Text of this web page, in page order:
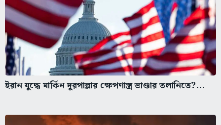
ইরান যুদ্ধে মার্কিন দূরপাল্লার ক্ষেপণাস্ত্র ভাণ্ডার তলানিতে?...